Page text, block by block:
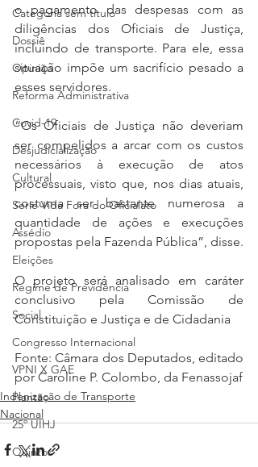
Categoria sem título
Dossiê
Opinião
Reforma Administrativa
Covid-19
Desjudicialização
Cultural
Serie Vida Fora do Oficialato
Assédio
Eleições
Regime de Previdência
Social
Congresso Internacional
VPNI X GAE
Plantão
25º UIHJ
Quintos
o pagamento das despesas com as
diligências dos Oficiais de Justiça,
incluindo de transporte. Para ele, essa
situação impõe um sacrifício pesado a
esses servidores.
“Os Oficiais de Justiça não deveriam
ser compelidos a arcar com os custos
necessários à execução de atos
processuais, visto que, nos dias atuais,
costuma ser bastante numerosa a
quantidade de ações e execuções
propostas pela Fazenda Pública”, disse.
O projeto será analisado em caráter
conclusivo pela Comissão de
Constituição e Justiça e de Cidadania
Fonte: Câmara dos Deputados, editado
por Caroline P. Colombo, da Fenassojaf
Indenização de Transporte
Nacional